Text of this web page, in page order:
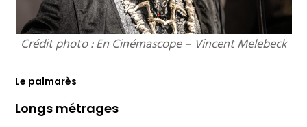
Crédit photo : En Cinémascope – Vincent Melebeck
Le palmarès
Longs métrages